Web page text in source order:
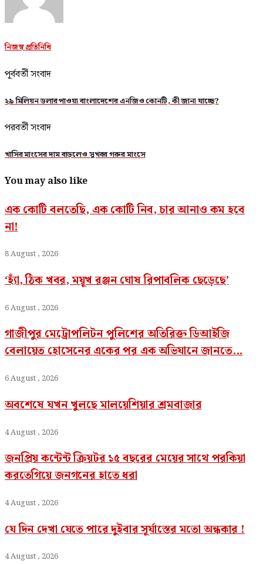
নিজস্ব প্রতিনিধি
পূর্ববর্তী সংবাদ
২৯ মিলিয়ন ডলার পাওয়া বাংলাদেশের এনজিও কোনটি, কী জানা যাচ্ছে?
পরবর্তী সংবাদ
খাসির মাংসের দাম বাড়লেও সুখবর গরুর মাংসে
You may also like
এক কোটি বলতেছি, এক কোটি নিব, চার আনাও কম হবে
না!
8 August , 2026
‘হ্যাঁ, ঠিক খবর, ময়ূখ রঞ্জন ঘোষ রিপাবলিক ছেড়েছে’
6 August , 2026
গাজীপুর মেট্রোপলিটন পুলিশের অতিরিক্ত ডিআইজি
বেলায়েত হোসেনের একের পর এক অভিযানে জানতে...
6 August , 2026
অবশেষে যখন খুলছে মালয়েশিয়ার শ্রমবাজার
4 August , 2026
জনপ্রিয় কন্টেন্ট ক্রিয়টর ১৫ বছরের মেয়ের সাথে পরকিয়া
করতেগিয়ে জনগনের হাতে ধরা
4 August , 2026
যে দিন দেখা যেতে পারে দুইবার সূর্যাস্তের মতো অন্ধকার !
4 August , 2026